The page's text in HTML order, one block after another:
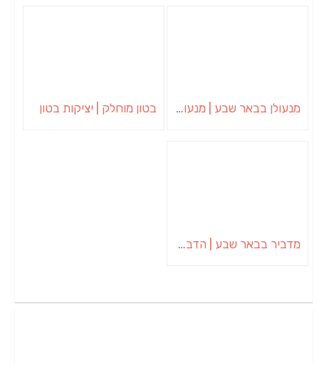
מנעולן בבאר שבע | מנעולן באופקים | ויטלי המנעולן בטון מוחלק | יציקות בטון
מדביר בבאר שבע | הדברה בבאר שבע | יוגב הדברות